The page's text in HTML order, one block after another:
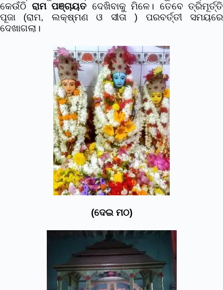
କେଉଁଠି ରାମ ପଞ୍ଚାୟତ ଦେଖିବାକୁ ମିଳେ। ତେବେ ତ୍ରିମୂର୍ତ୍ତି
ପୂଜା (ରାମ, ଲକ୍ଷ୍ମଣ ଓ ସୀତା ) ପରବର୍ତ୍ତୀ ସମୟରେ
ଦେଖାଗଲା।
(ଦେଇ ମଠ)